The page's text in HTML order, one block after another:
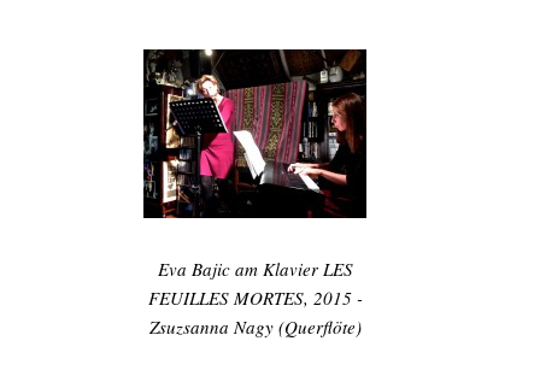
Eva Bajic am Klavier LES
FEUILLES MORTES, 2015 -
Zsuzsanna Nagy (Querflöte)